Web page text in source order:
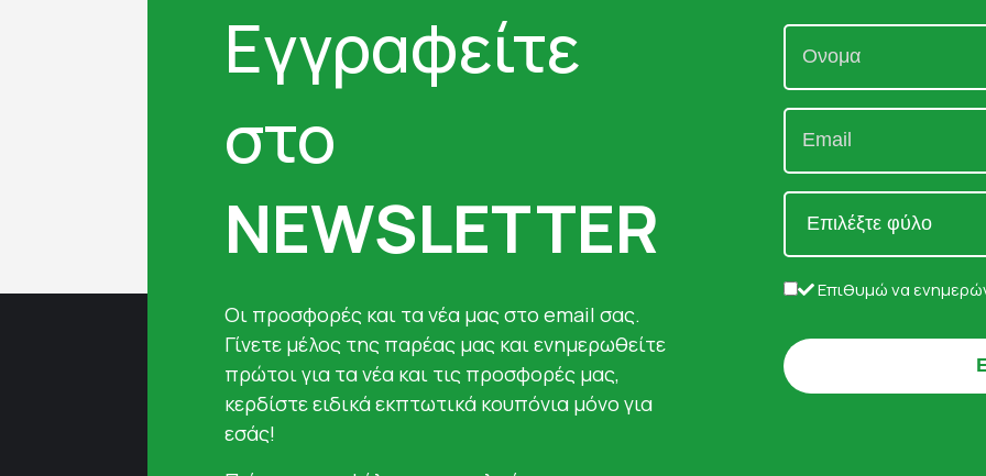
Εγγραφείτε
στο
NEWSLETTER
Oι προσφορές και τα νέα μας στο email σας.
Γίνετε μέλος της παρέας μας και ενημερωθείτε
πρώτοι για τα νέα και τις προσφορές μας,
κερδίστε ειδικά εκπτωτικά κουπόνια μόνο για
εσάς!
Επιθυμώ να